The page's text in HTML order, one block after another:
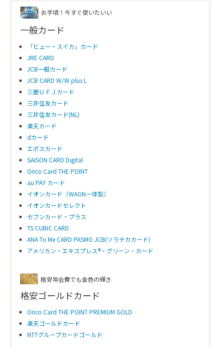
お手頃！今すぐ使いたいい
一般カード
「ビュー・スイカ」カード
JRE CARD
JCB一般カード
JCB CARD W/W plus L
三菱ＵＦＪカード
三井住友カード
三井住友カード(NL)
楽天カード
dカード
エポスカード
SAISON CARD Digital
Orico Card THE POINT
au PAY カード
イオンカード（WAON一体型）
イオンカードセレクト
セブンカード・プラス
TS CUBIC CARD
ANA To Me CARD PASMO JCB(ソラチカカード)
アメリカン・エキスプレス®・グリーン・カード
格安年会費でも金色の輝き
格安ゴールドカード
Orico Card THE POINT PREMIUM GOLD
楽天ゴールドカード
NTTグループカードゴールド